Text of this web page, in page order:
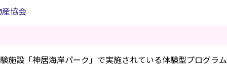
協会
施設「神居海岸パーク」で実施されている体験型プログラ